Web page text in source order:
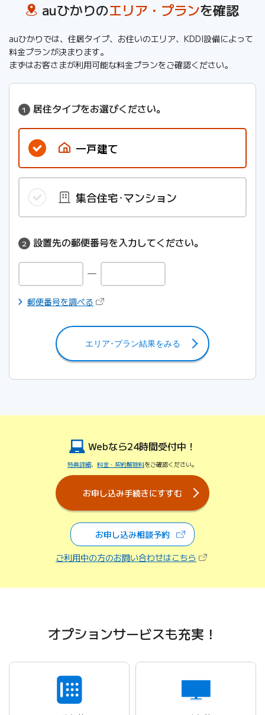
auひかりのエリア・プランを確認
auひかりでは、住居タイプ、お住いのエリア、KDDI設備によって
料金プランが決まります。
まずはお客さまが利用可能な料金プランをご確認ください。
1 居住タイプをお選びください。
一戸建て
集合住宅･マンション
2 設置先の郵便番号を入力してください。
郵便番号を調べる （新しいタブで開きます）
エリア･プラン結果をみる
Webなら24時間受付中！
特典詳細、 料金・契約解除料をご確認ください。
お申し込み手続きにすすむ
お申し込み相談予約（新しいタブで開きます）
ご利用中の方のお問い合わせはこちら （新しいタブで
オプションサービスも充実！